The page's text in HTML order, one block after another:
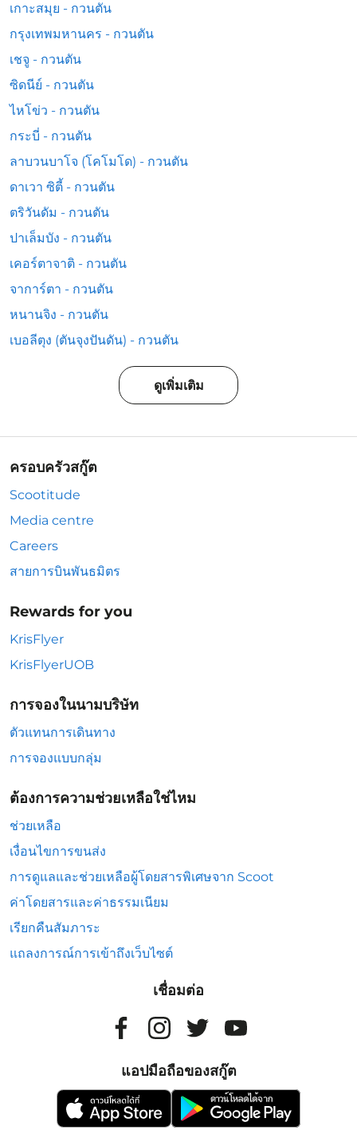
เกาะสมุย - กวนตัน
กรุงเทพมหานคร - กวนตัน
เชจู - กวนตัน
ซิดนีย์ - กวนตัน
ไหโข่ว - กวนตัน
กระบี่ - กวนตัน
ลาบวนบาโจ (โคโมโด) - กวนตัน
ดาเวา ซิตี้ - กวนตัน
ตริวันดัม - กวนตัน
ปาเล็มบัง - กวนตัน
เคอร์ตาจาติ - กวนตัน
จาการ์ตา - กวนตัน
หนานจิง - กวนตัน
เบอลีตุง (ตันจุงปันดัน) - กวนตัน
ดูเพิ่มเติม
ครอบครัวสกู๊ต
Scootitude
Media centre
Careers
สายการบินพันธมิตร
Rewards for you
KrisFlyer
KrisFlyerUOB
การจองในนามบริษัท
ตัวแทนการเดินทาง
การจองแบบกลุ่ม
ต้องการความช่วยเหลือใช่ไหม
ช่วยเหลือ
เงื่อนไขการขนส่ง
การดูแลและช่วยเหลือผู้โดยสารพิเศษจาก Scoot
ค่าโดยสารและค่าธรรมเนียม
เรียกคืนสัมภาระ
แถลงการณ์การเข้าถึงเว็บไซต์
เชื่อมต่อ
แอปมือถือของสกู๊ต